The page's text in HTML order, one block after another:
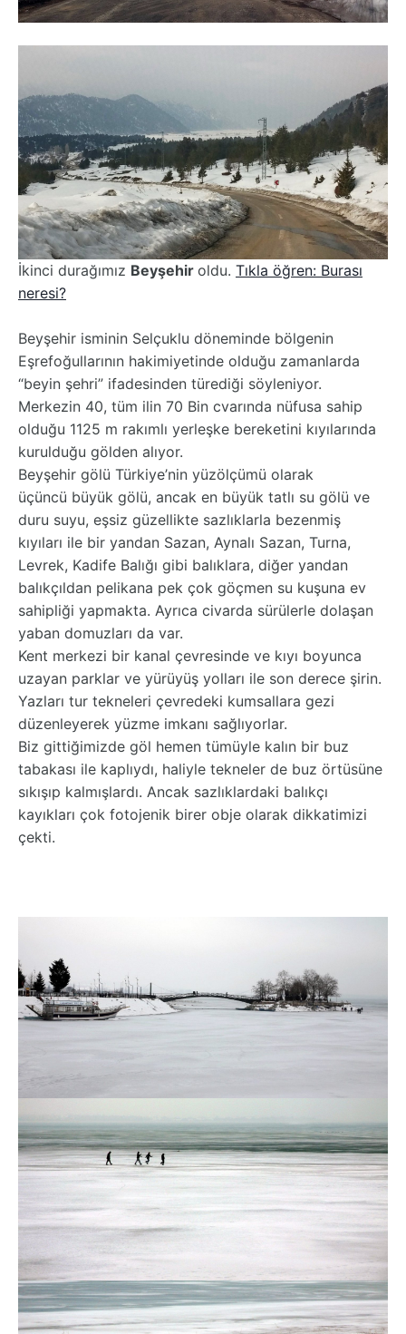
İkinci durağımız Beyşehir oldu. Tıkla öğren: Burası
neresi?
Beyşehir isminin Selçuklu döneminde bölgenin
Eşrefoğullarının hakimiyetinde olduğu zamanlarda
“beyin şehri” ifadesinden türediği söyleniyor.
Merkezin 40, tüm ilin 70 Bin cvarında nüfusa sahip
olduğu 1125 m rakımlı yerleşke bereketini kıyılarında
kurulduğu gölden alıyor.
Beyşehir gölü Türkiye’nin yüzölçümü olarak
üçüncü büyük gölü, ancak en büyük tatlı su gölü ve
duru suyu, eşsiz güzellikte sazlıklarla bezenmiş
kıyıları ile bir yandan Sazan, Aynalı Sazan, Turna,
Levrek, Kadife Balığı gibi balıklara, diğer yandan
balıkçıldan pelikana pek çok göçmen su kuşuna ev
sahipliği yapmakta. Ayrıca civarda sürülerle dolaşan
yaban domuzları da var.
Kent merkezi bir kanal çevresinde ve kıyı boyunca
uzayan parklar ve yürüyüş yolları ile son derece şirin.
Yazları tur tekneleri çevredeki kumsallara gezi
düzenleyerek yüzme imkanı sağlıyorlar.
Biz gittiğimizde göl hemen tümüyle kalın bir buz
tabakası ile kaplıydı, haliyle tekneler de buz örtüsüne
sıkışıp kalmışlardı. Ancak sazlıklardaki balıkçı
kayıkları çok fotojenik birer obje olarak dikkatimizi
çekti.